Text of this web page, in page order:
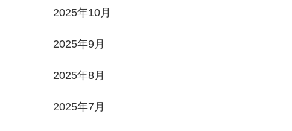
2025年10月
2025年9月
2025年8月
2025年7月